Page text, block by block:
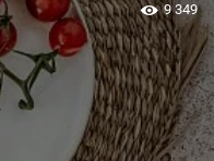
9 349